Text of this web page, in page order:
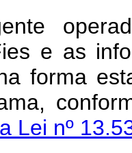
e as
forma
Lei nº